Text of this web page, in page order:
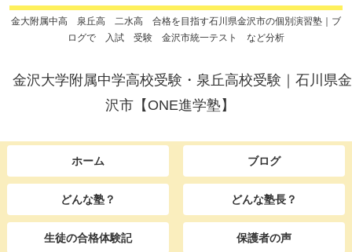
金大附属中高 泉丘高 二水高 合格を目指す石川県金沢市の個別演習塾｜ブ
ログで 入試 受験 金沢市統一テスト など分析
金沢大学附属中学高校受験・泉丘高校受験｜石川県金
沢市【ONE進学塾】
ホーム ブログ
どんな塾？ どんな塾長？
生徒の合格体験記 保護者の声